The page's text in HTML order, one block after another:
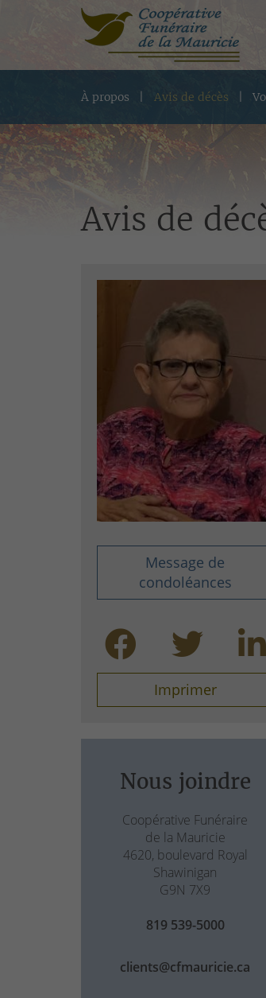
À propos Avis de décès
Avis de
Message de
condoléances
Imprimer
Nous joindre
Coopérative Funéraire
de la Mauricie
4620, boulevard Royal
Shawinigan
G9N 7X9
819 539-5000
clients@cfmauricie.ca